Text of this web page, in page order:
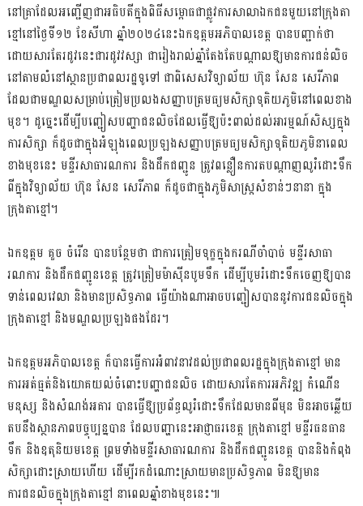
នៅគ្រាដែលអញ្ជើញជាអធិបតីក្នុងពិធីសម្ពោធជាផ្លូវការសាលាឯកជនមួយនៅក្រុងតា
ខ្មៅនៅថ្ងៃទី១២ ខែសីហា ឆ្នាំ២០២៤នេះឯកឧត្តមអភិបាលខេត្ត បានបញ្ជាក់ថា
ដោយសារតែរដូវនេះជារដូវវស្សា ជារៀងរាល់ឆ្នាំតែងតែបណ្ដាលឱ្យមានការជន់លិច
នៅតាមលំនៅស្ថានប្រជាពលរដ្ឋទូទៅ ជាពិសេសវិទ្យាល័យ ហ៊ុន សែន សេរីភាព
ដែលជាមណ្ឌលសម្រាប់ត្រៀមប្រលងសញ្ញាបត្រមធ្យមសិក្សាទុតិយភូមិនៅពេលខាង
មុខ។ ដូច្នេះដើម្បីបញ្ជៀសបញ្ហាជនលិចដែលធ្វើឱ្យប៉ះពាល់ដល់អារម្មណ៍សិស្សក្នុង
ការសិក្សា ក៏ដូចជាក្នុងអំឡុងពេលប្រឡងសញ្ញាបត្រមធ្យមសិក្សាទុតិយភូមិនាពេល
ខាងមុខនេះ មន្ទីរសាធារណការ និងដឹកជញ្ជូន ត្រូវពន្លឿនការតបណ្តាញលូរំដោះទឹក
ពីក្នុងវិទ្យាល័យ ហ៊ុន សែន សេរីភាព ក៏ដូចជាក្នុងភូមិសាស្ត្រសំខាន់ៗនានា ក្នុង
ក្រុងតាខ្មៅ។
ឯកឧត្តម គួច ចំរើន បានបន្ថែមថា ជាការត្រៀមទុក្ខក្នុងករណីចាំបាច់ មន្ទីរសាធា
រណការ និងដឹកជញ្ជូនខេត្ត ត្រូវត្រៀមម៉ាស៊ីនបូមទឹក ដើម្បីបូមរំដោះទឹកចេញឱ្យបាន
ទាន់ពេលវេលា និងមានប្រសិទ្ធភាព ធ្វើយ៉ាងណាអាចបញ្ជៀសបាននូវការជនលិចក្នុង
ក្រុងតាខ្មៅ និងមណ្ឌលប្រឡងផងដែរ។
ឯកឧត្តមអភិបាលខេត្ត ក៏បានធ្វើការអំពាវនាវដល់ប្រជាពលរដ្ឋក្នុងក្រុងតាខ្មៅ មាន
ការអត់ធ្មត់និងយោគយល់ចំពោះបញ្ហាជនលិច ដោយសារតែការអភិវឌ្ឍ កំណើន
មនុស្ស និងសំណង់អគារ បានធ្វើឱ្យប្រព័ន្ធលូរំដោះទឹកដែលមានពីមុន មិនអាចឆ្លើយ
តបនឹងស្ថានភាពបច្ចុប្បន្នបាន ដែលបញ្ហានេះអាជ្ញាធរខេត្ត ក្រុងតាខ្មៅ មន្ទីរធនធាន
ទឹក និងឧតុនិយមខេត្ត ព្រមទាំងមន្ទីរសាធារណការ និងដឹកជញ្ជូនខេត្ត បាននិងកំពុង
សិក្សាដោះស្រាយហើយ ដើម្បីរកដំណោះស្រាយមានប្រសិទ្ធភាព មិនឱ្យមាន
ការជនលិចក្នុងក្រុងតាខ្មៅ នាពេលឆ្នាំខាងមុខនេះ៕